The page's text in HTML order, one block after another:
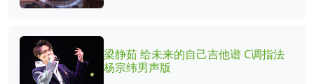
梁静茹 给未来的自己吉他谱 C调指法
杨宗纬男声版